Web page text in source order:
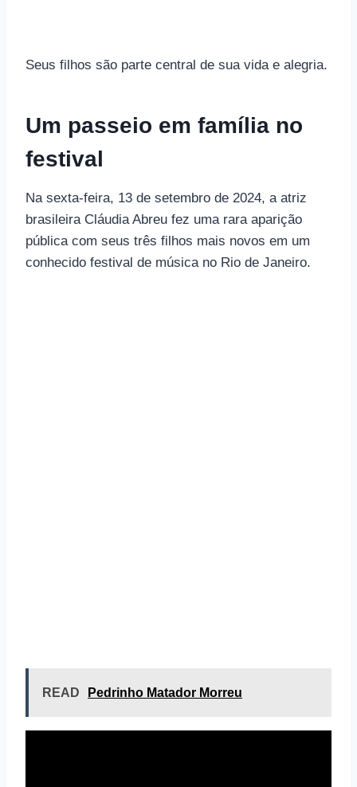
Seus filhos são parte central de sua vida e alegria.
Um passeio em família no
festival
Na sexta-feira, 13 de setembro de 2024, a atriz
brasileira Cláudia Abreu fez uma rara aparição
pública com seus três filhos mais novos em um
conhecido festival de música no Rio de Janeiro.
READ Pedrinho Matador Morreu